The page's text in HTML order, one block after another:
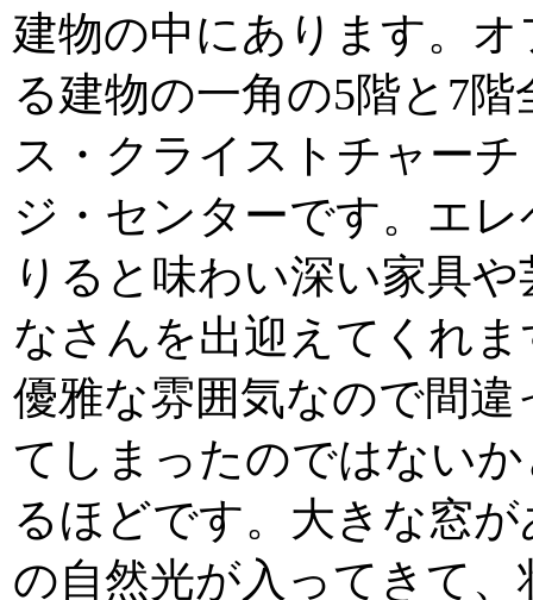
建物の中にあります。
る建物の一角の5階と7
ス・クライストチャー
ジ・センターです。エ
りると味わい深い家具
なさんを出迎えてくれ
優雅な雰囲気なので間違
てしまったのではない
るほどです。大きな窓
の自然光が入ってきて